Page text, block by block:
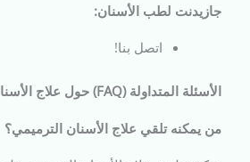
جازيدنت لطب الأسنان:
اتصل بنا!
الأسئلة المتداولة (FAQ) حول علاج الأسنان الترميمي:
من يمكنه تلقي علاج الأسنان الترميمي؟